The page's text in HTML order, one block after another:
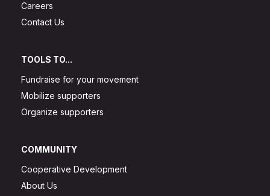
Careers
Contact Us
TOOLS TO...
Fundraise for your movement
Mobilize supporters
Organize supporters
COMMUNITY
Cooperative Development
About Us